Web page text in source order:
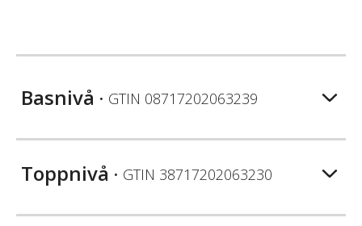
Basnivå • GTIN 08717202063239
Toppnivå • GTIN 38717202063230